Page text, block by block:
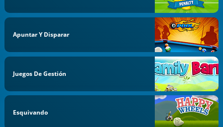
Apuntar Y Disparar
Juegos De Gestión
Esquivando